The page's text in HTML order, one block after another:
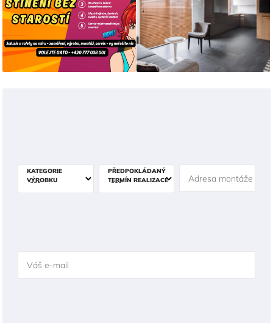
KATEGORIE
VÝROBKU
PŘEDPOKLÁDANÝ
TERMÍN REALIZACE
Adresa montáže
Váš e-mail